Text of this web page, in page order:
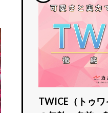
TWICE（トゥ